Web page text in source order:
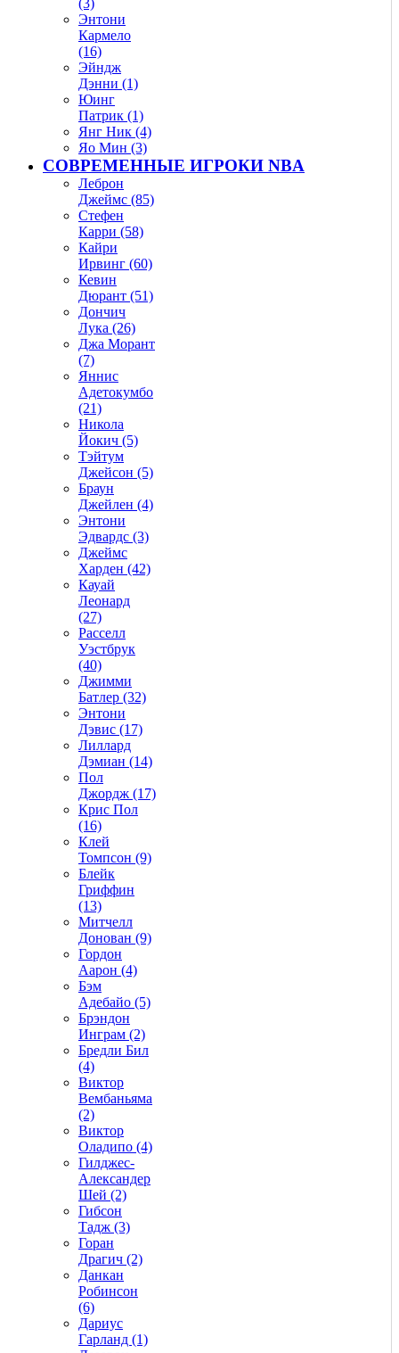
Энтони
Кармело
(16)
Эйндж
Дэнни (1)
Юинг
Патрик (1)
Янг Ник (4)
Яо Мин (3)
СОВРЕМЕННЫЕ ИГРОКИ NBA
Леброн
Джеймс (85)
Стефен
Карри (58)
Кайри
Ирвинг (60)
Кевин
Дюрант (51)
Дончич
Лука (26)
Джа Морант
(7)
Яннис
Адетокумбо
(21)
Никола
Йокич (5)
Тэйтум
Джейсон (5)
Браун
Джейлен (4)
Энтони
Эдвардс (3)
Джеймс
Харден (42)
Кауай
Леонард
(27)
Расселл
Уэстбрук
(40)
Джимми
Батлер (32)
Энтони
Дэвис (17)
Лиллард
Дэмиан (14)
Пол
Джордж (17)
Крис Пол
(16)
Клей
Томпсон (9)
Блейк
Гриффин
(13)
Митчелл
Донован (9)
Гордон
Аарон (4)
Бэм
Адебайо (5)
Брэндон
Инграм (2)
Бредли Бил
(4)
Виктор
Вембаньяма
(2)
Виктор
Оладипо (4)
Гилджес-
Александер
Шей (2)
Гибсон
Тадж (3)
Горан
Драгич (2)
Данкан
Робинсон
(6)
Дариус
Гарланд (1)